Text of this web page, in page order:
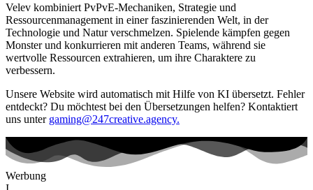
Velev kombiniert PvPvE-Mechaniken, Strategie und
Ressourcenmanagement in einer faszinierenden Welt, in der
Technologie und Natur verschmelzen. Spielende kämpfen gegen
Monster und konkurrieren mit anderen Teams, während sie
wertvolle Ressourcen extrahieren, um ihre Charaktere zu
verbessern.
Unsere Website wird automatisch mit Hilfe von KI übersetzt. Fehler
entdeckt? Du möchtest bei den Übersetzungen helfen? Kontaktiert
uns unter gaming@247creative.agency.
Werbung